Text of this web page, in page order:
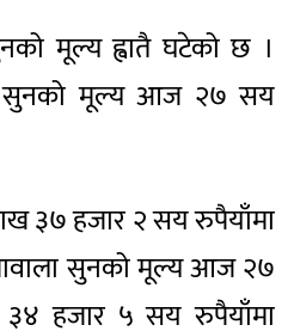
मूल्य ह्वातै घटेको छ ।
सुनको मूल्य आज २७ सय
३७ हजार २ सय रुपैयाँमा
सुनको मूल्य आज २७
हजार ५ सय रुपैयाँमा